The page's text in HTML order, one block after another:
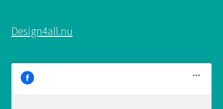
Design4all.nu